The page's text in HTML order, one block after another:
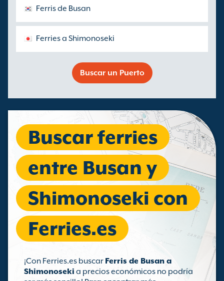
Ferris de Busan
Ferries a Shimonoseki
Buscar un Puerto
Buscar ferries
entre Busan y
Shimonoseki con
Ferries.es
¡Con Ferries.es buscar Ferris de Busan a
Shimonoseki a precios económicos no podría